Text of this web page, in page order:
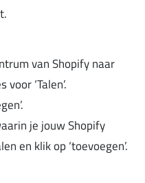
van Shopify naar
voor ‘Talen’.
je jouw Shopify
en klik op ‘toevoegen’.